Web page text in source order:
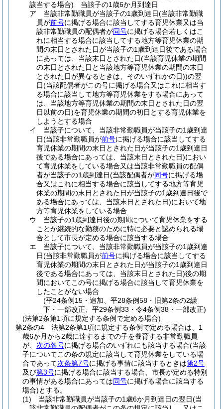
該当する場合) 当該子の1歳6か月到達日
ア
当該非常勤職員が当該子の1歳到達日(当該非常勤職
員が前号に掲げる場合に該当してする育児休業又は当
該非常勤職員の配偶者が同号に掲げる場合若しくはこ
れに相当する場合に該当してする地方等育児休業の期
間の末日とされた日が当該子の1歳到達日後である場合
にあっては、当該末日とされた日(当該育児休業の期間
の末日とされた日と当該地方等育児休業の期間の末日
とされた日が異なるときは、そのいずれかの日))の翌
日(当該配偶者がこの号に掲げる場合又はこれに相当す
る場合に該当して地方等育児休業をする場合にあって
は、当該地方等育児休業の期間の末日とされた日の翌
日以前の日)を育児休業の期間の初日とする育児休業を
しようとする場合
イ
当該子について、当該非常勤職員が当該子の1歳到達
日(当該非常勤職員が前号に掲げる場合に該当してする
育児休業の期間の末日とされた日が当該子の1歳到達日
後である場合にあっては、当該末日とされた日)におい
て育児休業をしている場合又は当該非常勤職員の配偶
者が当該子の1歳到達日(当該配偶者が同号に掲げる場
合又はこれに相当する場合に該当してする地方等育児
休業の期間の末日とされた日が当該子の1歳到達日後で
ある場合にあっては、当該末日とされた日)において地
方等育児休業をしている場合
ウ
当該子の1歳到達日後の期間について育児休業をする
ことが継続的な勤務のために特に必要と認められる場
合として市長が定める場合に該当する場合
エ
当該子について、当該非常勤職員が当該子の1歳到達
日(当該非常勤職員が前号に掲げる場合に該当してする
育児休業の期間の末日とされた日が当該子の1歳到達日
後である場合にあっては、当該末日とされた日)後の期
間においてこの号に掲げる場合に該当して育児休業を
したことがない場合
(平24条例15・追加、平28条例58・旧第2条の2繰
下・一部改正、平29条例33・令4条例38・一部改正)
(法第2条第1項に規定する条例で定める場合)
第2条の4
法第2条第1項に規定する条例で定める場合は、1
歳6か月から2歳に達するまでの子を養育する非常勤職員
が、 次の各号に掲げる場合のいずれにも該当する場合(当該
子についてこの条の規定に該当して育児休業をしている場
合であって次条第7号に掲げる事情に該当するときは第2号
及び第3号に掲げる場合に該当する場合、市長が定める特別
の事情がある場合にあっては同号に掲げる場合に該当する
場合)とする。
(1)
当該非常勤職員が当該子の1歳6か月到達日の翌日(当